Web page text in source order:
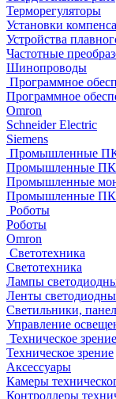
Терморегуляторы
Установки
Устройства
Частотные
Шинопроводы
Программное
Программное
Omron
Schneider Electric
Siemens
Промышленные
Промышленные ПК
Промышленные
Промышленные ПК
Роботы
Роботы
Omron
Светотехника
Светотехника
Лампы
Ленты
Светильники,
Управление
Техническое зрение
Техническое зрение
Аксессуары
Камеры
Контроллеры